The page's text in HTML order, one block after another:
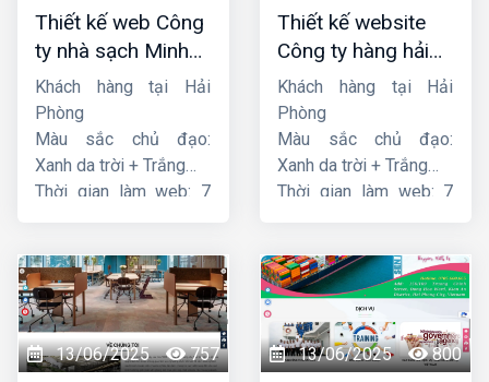
Thiết kế web Công
ty nhà sạch Minh
Dương
Khách hàng tại Hải
Phòng
Màu sắc chủ đạo:
Xanh da trời + Trắng
Thời gian làm web: 7
Thiết kế website
Công ty hàng hải
liên minh
Khách hàng tại Hải
Phòng
Màu sắc chủ đạo:
Xanh da trời + Trắng
Thời gian làm web: 7
13/06/2025 757 13/06/2025 800